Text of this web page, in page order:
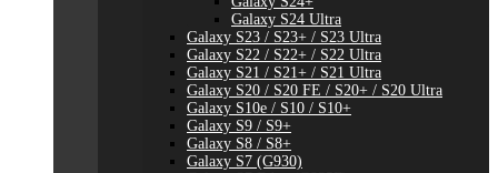
Galaxy S24 Ultra
Galaxy S23 / S23+ / S23 Ultra
Galaxy S22 / S22+ / S22 Ultra
Galaxy S21 / S21+ / S21 Ultra
Galaxy S20 / S20 FE / S20+ / S20 Ultra
Galaxy S10e / S10 / S10+
Galaxy S9 / S9+
Galaxy S8 / S8+
Galaxy S7 (G930)